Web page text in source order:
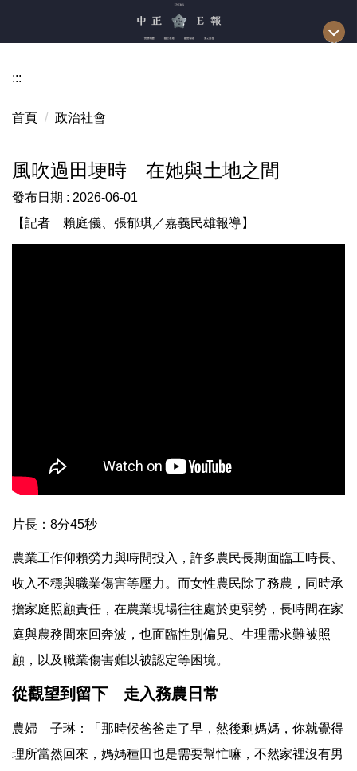
區
:::
首頁 政治社會
風吹過田埂時 在她與土地之間
發布日期 : 2026-06-01
【記者 賴庭儀、張郁琪／嘉義民雄報導】
片長：8分45秒
農業工作仰賴勞力與時間投入，許多農民長期面臨工時長、
收入不穩與職業傷害等壓力。而女性農民除了務農，同時承
擔家庭照顧責任，在農業現場往往處於更弱勢，長時間在家
庭與農務間來回奔波，也面臨性別偏見、生理需求難被照
顧，以及職業傷害難以被認定等困境。
從觀望到留下 走入務農日常
農婦 子琳：「那時候爸爸走了早，然後剩媽媽，你就覺得
理所當然回來，媽媽種田也是需要幫忙嘛，不然家裡沒有男